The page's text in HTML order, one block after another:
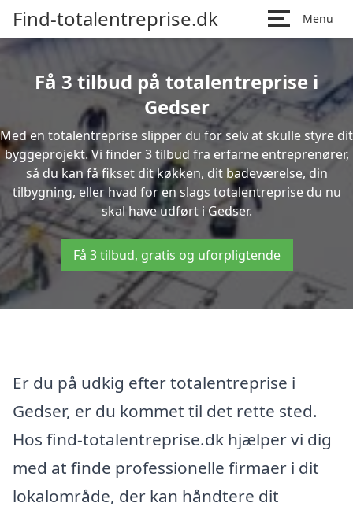
Find-totalentreprise.dk Menu
Få 3 tilbud på totalentreprise i
Gedser
Med en totalentreprise slipper du for selv at skulle styre dit
byggeprojekt. Vi finder 3 tilbud fra erfarne entreprenører,
så du kan få fikset dit køkken, dit badeværelse, din
tilbygning, eller hvad for en slags totalentreprise du nu
skal have udført i Gedser.
Få 3 tilbud, gratis og uforpligtende
Er du på udkig efter totalentreprise i
Gedser, er du kommet til det rette sted.
Hos find-totalentreprise.dk hjælper vi dig
med at finde professionelle firmaer i dit
lokalområde, der kan håndtere dit